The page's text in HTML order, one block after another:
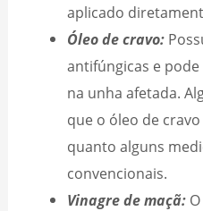
aplicado
Óleo de cravo:
antifúngicas e
na unha afetada.
que o óleo de
quanto alguns
convencionais.
Vinagre de maçã:O